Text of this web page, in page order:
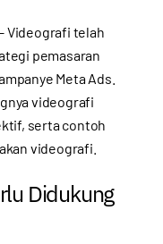
Videografi telah
pemasaran
Meta Ads.
videografi
serta contoh
videografi.
Didukung